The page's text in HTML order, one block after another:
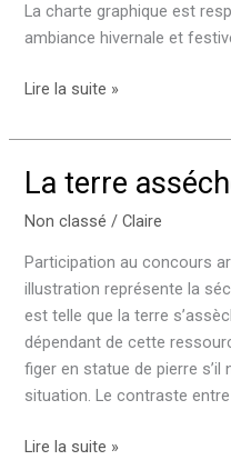
La charte graphique est
ambiance hivernale et
Animation
Noël
Lire la suite »
La terre
Non classé /Claire
Participation au concours
illustration représente la
est telle que la terre
dépendant de cette
figer en statue de pierre s’il
situation. Le contraste
La
Lire la suite »